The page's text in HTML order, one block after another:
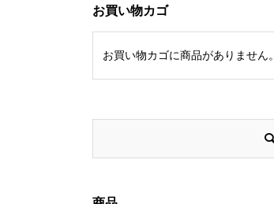
お買い物カゴ
お買い物カゴに商品がありません。